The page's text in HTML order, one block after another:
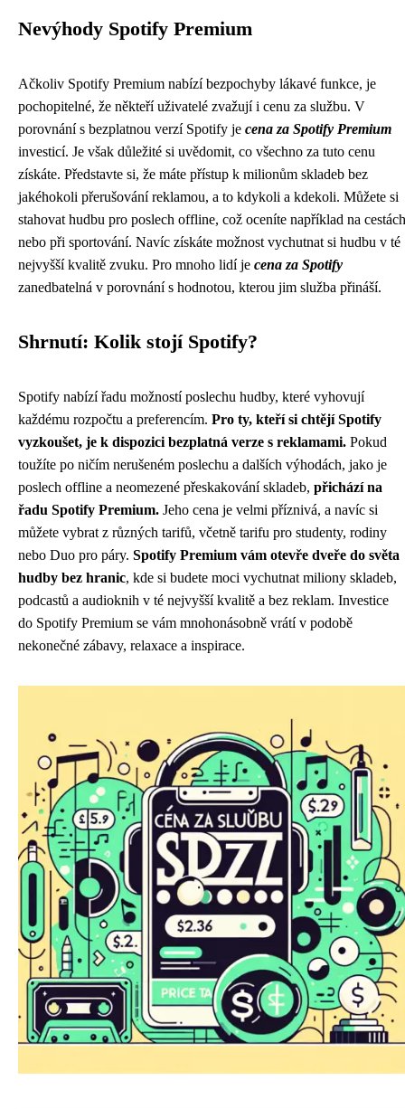
Nevýhody Spotify Premium
Ačkoliv Spotify Premium nabízí bezpochyby lákavé funkce, je
pochopitelné, že někteří uživatelé zvažují i cenu za službu. V
porovnání s bezplatnou verzí Spotify je cena za Spotify Premium
investicí. Je však důležité si uvědomit, co všechno za tuto cenu
získáte. Představte si, že máte přístup k milionům skladeb bez
jakéhokoli přerušování reklamou, a to kdykoli a kdekoli. Můžete si
stahovat hudbu pro poslech offline, což oceníte například na cestách
nebo při sportování. Navíc získáte možnost vychutnat si hudbu v té
nejvyšší kvalitě zvuku. Pro mnoho lidí je cena za Spotify
zanedbatelná v porovnání s hodnotou, kterou jim služba přináší.
Shrnutí: Kolik stojí Spotify?
Spotify nabízí řadu možností poslechu hudby, které vyhovují
každému rozpočtu a preferencím. Pro ty, kteří si chtějí Spotify
vyzkoušet, je k dispozici bezplatná verze s reklamami. Pokud
toužíte po ničím nerušeném poslechu a dalších výhodách, jako je
poslech offline a neomezené přeskakování skladeb, přichází na
řadu Spotify Premium. Jeho cena je velmi příznivá, a navíc si
můžete vybrat z různých tarifů, včetně tarifu pro studenty, rodiny
nebo Duo pro páry. Spotify Premium vám otevře dveře do světa
hudby bez hranic, kde si budete moci vychutnat miliony skladeb,
podcastů a audioknih v té nejvyšší kvalitě a bez reklam. Investice
do Spotify Premium se vám mnohonásobně vrátí v podobě
nekonečné zábavy, relaxace a inspirace.